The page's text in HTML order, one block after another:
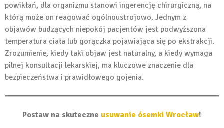
powikłań, dla organizmu stanowi ingerencję chirurgiczną, na
którą może on reagować ogólnoustrojowo. Jednym z
objawów budzących niepokój pacjentów jest podwyższona
temperatura ciała lub gorączka pojawiająca się po ekstrakcji.
Zrozumienie, kiedy taki objaw jest naturalny, a kiedy wymaga
pilnej konsultacji lekarskiej, ma kluczowe znaczenie dla
bezpieczeństwa i prawidłowego gojenia.
Postaw na skuteczne usuwanie ósemki Wrocław!